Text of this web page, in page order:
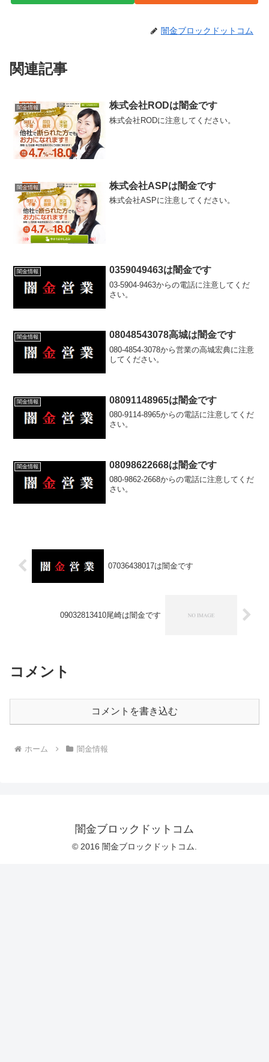
闇金ブロックドットコム
関連記事
闇金情報 株式会社RODは闇金です
株式会社RODに注意してください。
闇金情報 株式会社ASPは闇金です
株式会社ASPに注意してください。
闇金情報 0359049463は闇金です
03-5904-9463からの電話に注意してくだ
さい。
闇金情報 08048543078高城は闇金です
080-4854-3078から営業の高城宏典に注意
してください。
闇金情報 08091148965は闇金です
080-9114-8965からの電話に注意してくだ
さい。
闇金情報 08098622668は闇金です
080-9862-2668からの電話に注意してくだ
さい。
07036438017は闇金です
09032813410尾崎は闇金です
コメント
コメントを書き込む
ホーム 闇金情報
闇金ブロックドットコム
© 2016 闇金ブロックドットコム.